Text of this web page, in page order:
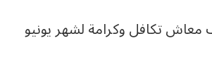
تكافل وكرامة لشهر يونيو